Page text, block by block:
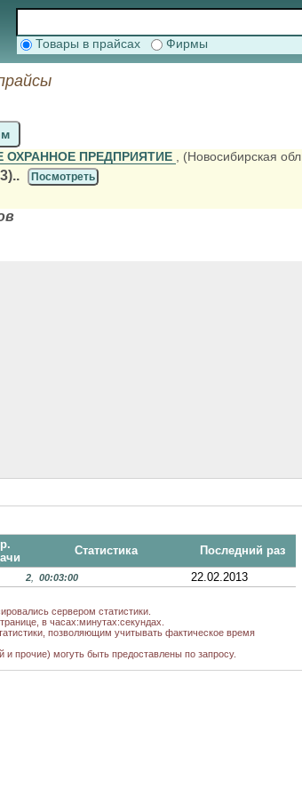
Товары в прайсах Фирмы
ОХРАННОЕ ПРЕДПРИЯТИЕ , (Новосибирская обл
Посмотреть
Статистика
Последний раз
2 00:03:00 22.02.2013
сервером статистики.
в часах:минутах:секундах.
позволяющим учитывать фактическое время
и прочие) могуть быть предоставлены по запросу.